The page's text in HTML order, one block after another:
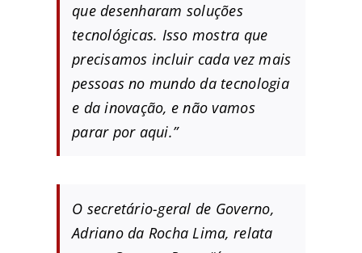
que desenharam soluções
tecnológicas. Isso mostra que
precisamos incluir cada vez mais
pessoas no mundo da tecnologia
e da inovação, e não vamos
parar por aqui.”
O secretário-geral de Governo,
Adriano da Rocha Lima, relata